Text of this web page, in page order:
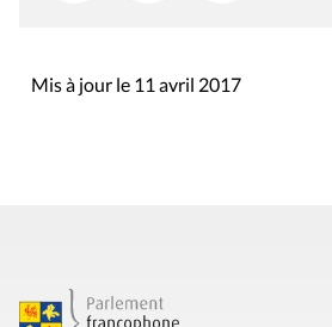
Mis à jour le 11 avril 2017